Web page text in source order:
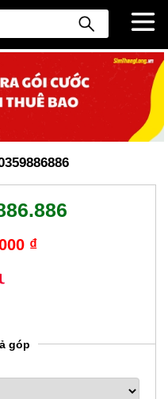
₫
góp